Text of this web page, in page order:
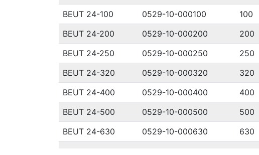
BEUT 24-100
0529-10-000100 100
BEUT 24-200
0529-10-000200 200
BEUT 24-250
0529-10-000250 250
BEUT 24-320
0529-10-000320 320
BEUT 24-400
0529-10-000400 400
BEUT 24-500
0529-10-000500 500
BEUT 24-630
0529-10-000630 630